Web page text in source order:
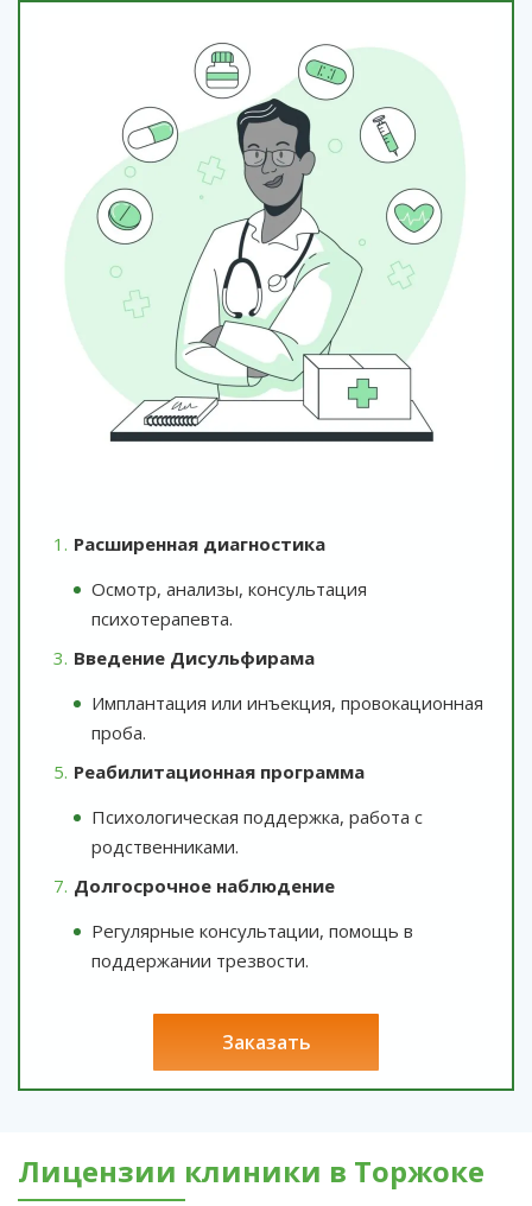
Расширенная диагностика
Осмотр, анализы, консультация
психотерапевта.
Введение Дисульфирама
Имплантация или инъекция, провокационная
проба.
Реабилитационная программа
Психологическая поддержка, работа с
родственниками.
Долгосрочное наблюдение
Регулярные консультации, помощь в
поддержании трезвости.
заказать
Лицензии клиники в Торжоке